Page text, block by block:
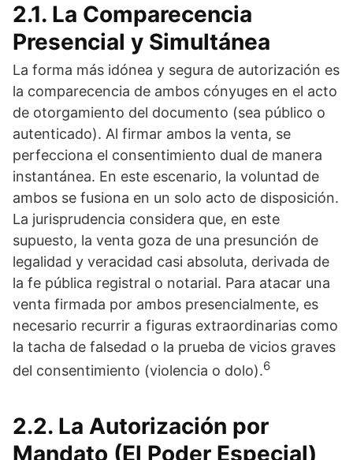
2.1. La Comparecencia
Presencial y Simultánea
La forma más idónea y segura de autorización es
la comparecencia de ambos cónyuges en el acto
de otorgamiento del documento (sea público o
autenticado). Al firmar ambos la venta, se
perfecciona el consentimiento dual de manera
instantánea. En este escenario, la voluntad de
ambos se fusiona en un solo acto de disposición.
La jurisprudencia considera que, en este
supuesto, la venta goza de una presunción de
legalidad y veracidad casi absoluta, derivada de
la fe pública registral o notarial. Para atacar una
venta firmada por ambos presencialmente, es
necesario recurrir a figuras extraordinarias como
la tacha de falsedad o la prueba de vicios graves
del consentimiento (violencia o dolo).6
2.2. La Autorización por
Mandato (El Poder Especial)